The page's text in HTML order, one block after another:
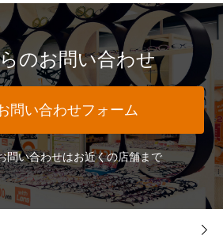
のお問い合わせ
問い合わせフォーム
問い合わせはお近くの店舗まで